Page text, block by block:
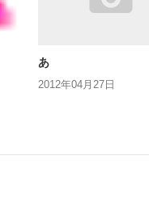
あ
2012年04月27日